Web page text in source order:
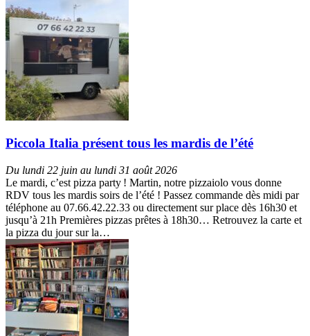
Piccola Italia présent tous les mardis de l’été
Du lundi 22 juin au lundi 31 août 2026
Le mardi, c’est pizza party ! Martin, notre pizzaiolo vous donne
RDV tous les mardis soirs de l’été ! Passez commande dès midi par
téléphone au 07.66.42.22.33 ou directement sur place dès 16h30 et
jusqu’à 21h Premières pizzas prêtes à 18h30… Retrouvez la carte et
la pizza du jour sur la…